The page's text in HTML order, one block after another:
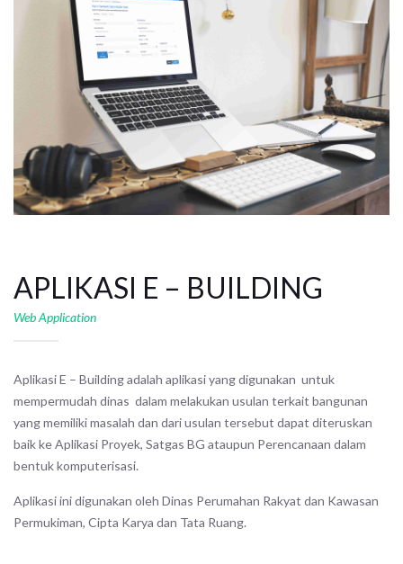
APLIKASI E – BUILDING
Web Application
Aplikasi E – Building adalah aplikasi yang digunakan untuk
mempermudah dinas dalam melakukan usulan terkait bangunan
yang memiliki masalah dan dari usulan tersebut dapat diteruskan
baik ke Aplikasi Proyek, Satgas BG ataupun Perencanaan dalam
bentuk komputerisasi.
Aplikasi ini digunakan oleh Dinas Perumahan Rakyat dan Kawasan
Permukiman, Cipta Karya dan Tata Ruang.